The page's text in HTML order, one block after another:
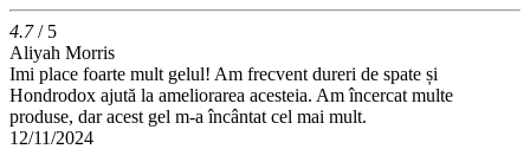
4.7/ 5
Aliyah Morris
Imi place foarte mult gelul! Am frecvent dureri de spate și
Hondrodox ajută la ameliorarea acesteia. Am încercat multe
produse, dar acest gel m-a încântat cel mai mult.
12/11/2024